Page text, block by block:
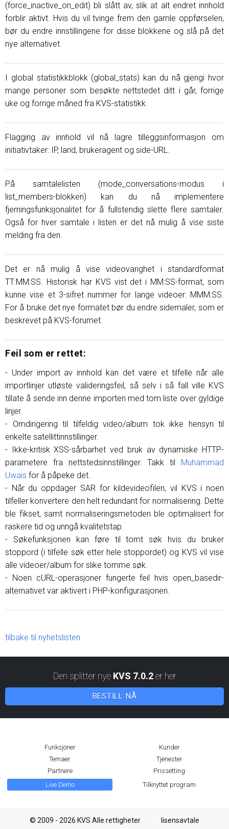
(force_inactive_on_edit) bli slått av, slik at alt endret innhold
forblir aktivt. Hvis du vil tvinge frem den gamle oppførselen,
bør du endre innstillingene for disse blokkene og slå på det
nye alternativet.
I global statistikkblokk (global_stats) kan du nå gjengi hvor
mange personer som besøkte nettstedet ditt i går, forrige
uke og forrige måned fra KVS-statistikk.
Flagging av innhold vil nå lagre tilleggsinformasjon om
initiativtaker: IP, land, brukeragent og side-URL.
På samtalelisten (mode_conversations-modus i
list_members-blokken) kan du nå implementere
fjerningsfunksjonalitet for å fullstendig slette flere samtaler.
Også for hver samtale i listen er det nå mulig å vise siste
melding fra den.
Det er nå mulig å vise videovarighet i standardformat
TT:MM:SS. Historisk har KVS vist det i MM:SS-format, som
kunne vise et 3-sifret nummer for lange videoer: MMM:SS.
For å bruke det nye formatet bør du endre sidemaler, som er
beskrevet på KVS-forumet.
Feil som er rettet:
- Under import av innhold kan det være et tilfelle når alle
importlinjer utløste valideringsfeil, så selv i så fall ville KVS
tillate å sende inn denne importen med tom liste over gyldige
linjer.
- Omdirigering til tilfeldig video/album tok ikke hensyn til
enkelte satellittinnstillinger.
- Ikke-kritisk XSS-sårbarhet ved bruk av dynamiske HTTP-
parametere fra nettstedsinnstillinger. Takk til Muhammad
Uwais for å påpeke det.
- Når du oppdager SAR for kildevideofilen, vil KVS i noen
tilfeller konvertere den helt redundant for normalisering. Dette
ble fikset, samt normaliseringsmetoden ble optimalisert for
raskere tid og unngå kvalitetstap.
- Søkefunksjonen kan føre til tomt søk hvis du bruker
stoppord (i tilfelle søk etter hele stoppordet) og KVS vil vise
alle videoer/album for slike tomme søk.
- Noen cURL-operasjoner fungerte feil hvis open_basedir-
alternativet var aktivert i PHP-konfigurasjonen.
tilbake til nyhetslisten
Den splitter nye KVS 7.0.2er her
BESTILL NÅ
Funksjoner
Kunder
Temaer
Tjenester
Partnere
Prissetting
Live Demo
Tilknyttet program
© 2009 - 2026 KVS Alle rettigheter lisensavtale